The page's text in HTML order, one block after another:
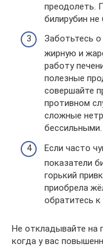
преодолеть.
билирубин
Заботьтесь
жирную и
работу
полезные
совершайте
противном
сложные
бессильными.
Если часто
показатели
горький
приобрела
обратитесь к
Не откладывайте на
когда у вас